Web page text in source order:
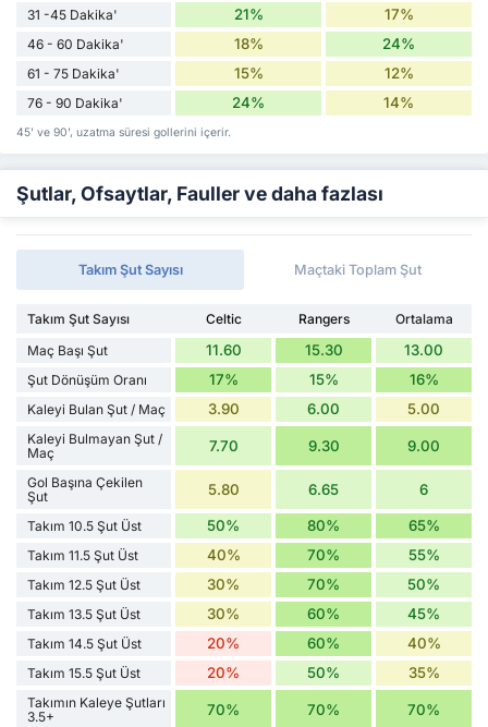
31 -45 Dakika' 21% 17%
46 - 60 Dakika' 18% 24%
61 - 75 Dakika' 15% 12%
76 - 90 Dakika' 24% 14%
45' ve 90', uzatma süresi gollerini içerir.
Şutlar, Ofsaytlar, Fauller ve daha fazlası
Takım Şut Sayısı Maçtaki Toplam Şut
Takım Şut Sayısı Celtic Rangers
Ortalama
Maç Başı Şut
11.60 15.30 13.00
Şut Dönüşüm Oranı 17% 15% 16%
Kaleyi Bulan Şut / Maç 3.90 6.00 5.00
Kaleyi Bulmayan Şut /
Maç
7.70 9.30 9.00
Gol Başına Çekilen
Şut
5.80 6.65 6
Takım 10.5 Şut Üst 50% 80% 65%
Takım 11.5 Şut Üst 40% 70% 55%
Takım 12.5 Şut Üst 30% 70% 50%
Takım 13.5 Şut Üst 30% 60% 45%
Takım 14.5 Şut Üst 20% 60% 40%
Takım 15.5 Şut Üst 20% 50% 35%
Takımın Kaleye Şutları
3.5+
70% 70% 70%